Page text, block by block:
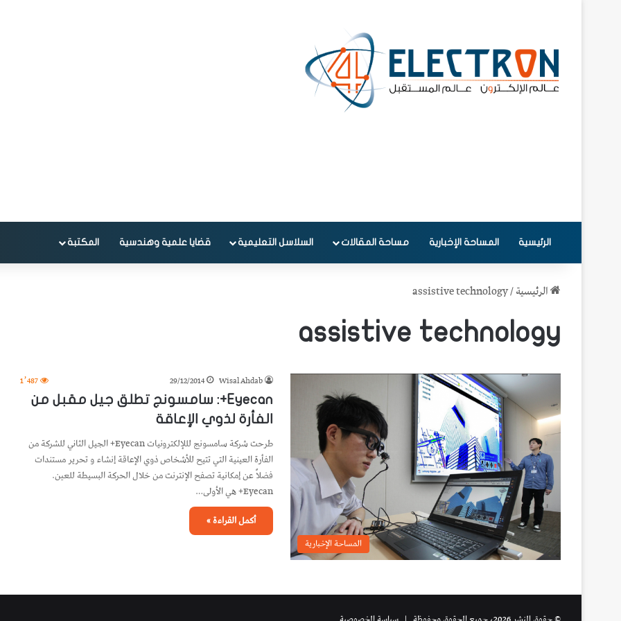
الرئيسية المساحة الإخبارية مساحة المقالات السلاسل التعليمية قضايا علمية وهندسية المكتبة
الرئيسية/
assistive technology
assistive technology
المساحة الإخبارية
Wisal Ahdab
29/12/2014
1٬487
Eyecan+: سامسونج تطلق جيل مقبل من
الفأرة لذوي الإعاقة
طرحت شركة سامسونج لللإلكترونيات Eyecan+ الجيل الثاني للشركة من
الفأرة العينية التي تتيح للأشخاص ذوي الإعاقة إنشاء و تحرير مستندات
فضلاً عن إمكانية تصفح الإنترنت من خلال الحركة البسيطة للعين.
Eyecan+ هي الأولى…
أكمل القراءة »